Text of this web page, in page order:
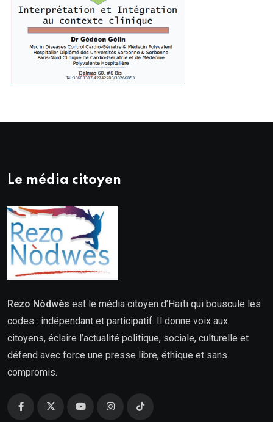
Le média citoyen
Rezo Nòdwès est le média citoyen d’Haïti qui bouscule les
codes : indépendant et participatif. Il donne voix aux
citoyens, éclaire l’actualité politique, sociale, culturelle et
défend avec force une presse libre, éthique et sans
compromis.